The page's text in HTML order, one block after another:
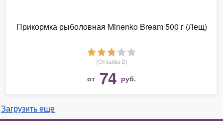
Прикормка рыболовная Minenko Bream 500 г (Лещ)
(Отзывы 2)
от 74 руб.
Загрузить еще